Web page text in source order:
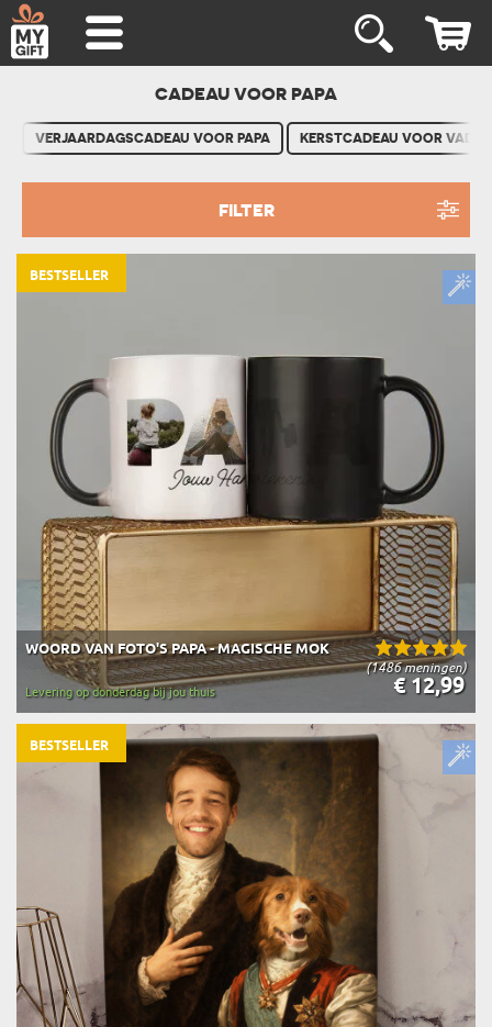
CADEAU VOOR PAPA
VERJAARDAGSCADEAU VOOR PAPA KERSTCADEAU VOOR VADER
FILTER
(1486 meningen)
WOORD VAN FOTO'S PAPA - MAGISCHE MOK
€ 12,99
Levering op donderdag bij jou thuis
BESTSELLER
BESTSELLER